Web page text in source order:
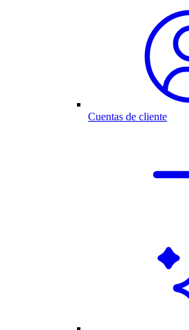
Cuentas de cliente